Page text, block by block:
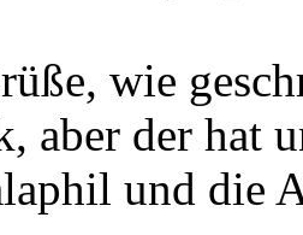
wie
aber der hat
und die